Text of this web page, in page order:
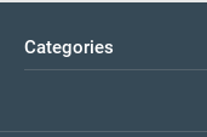
Categories